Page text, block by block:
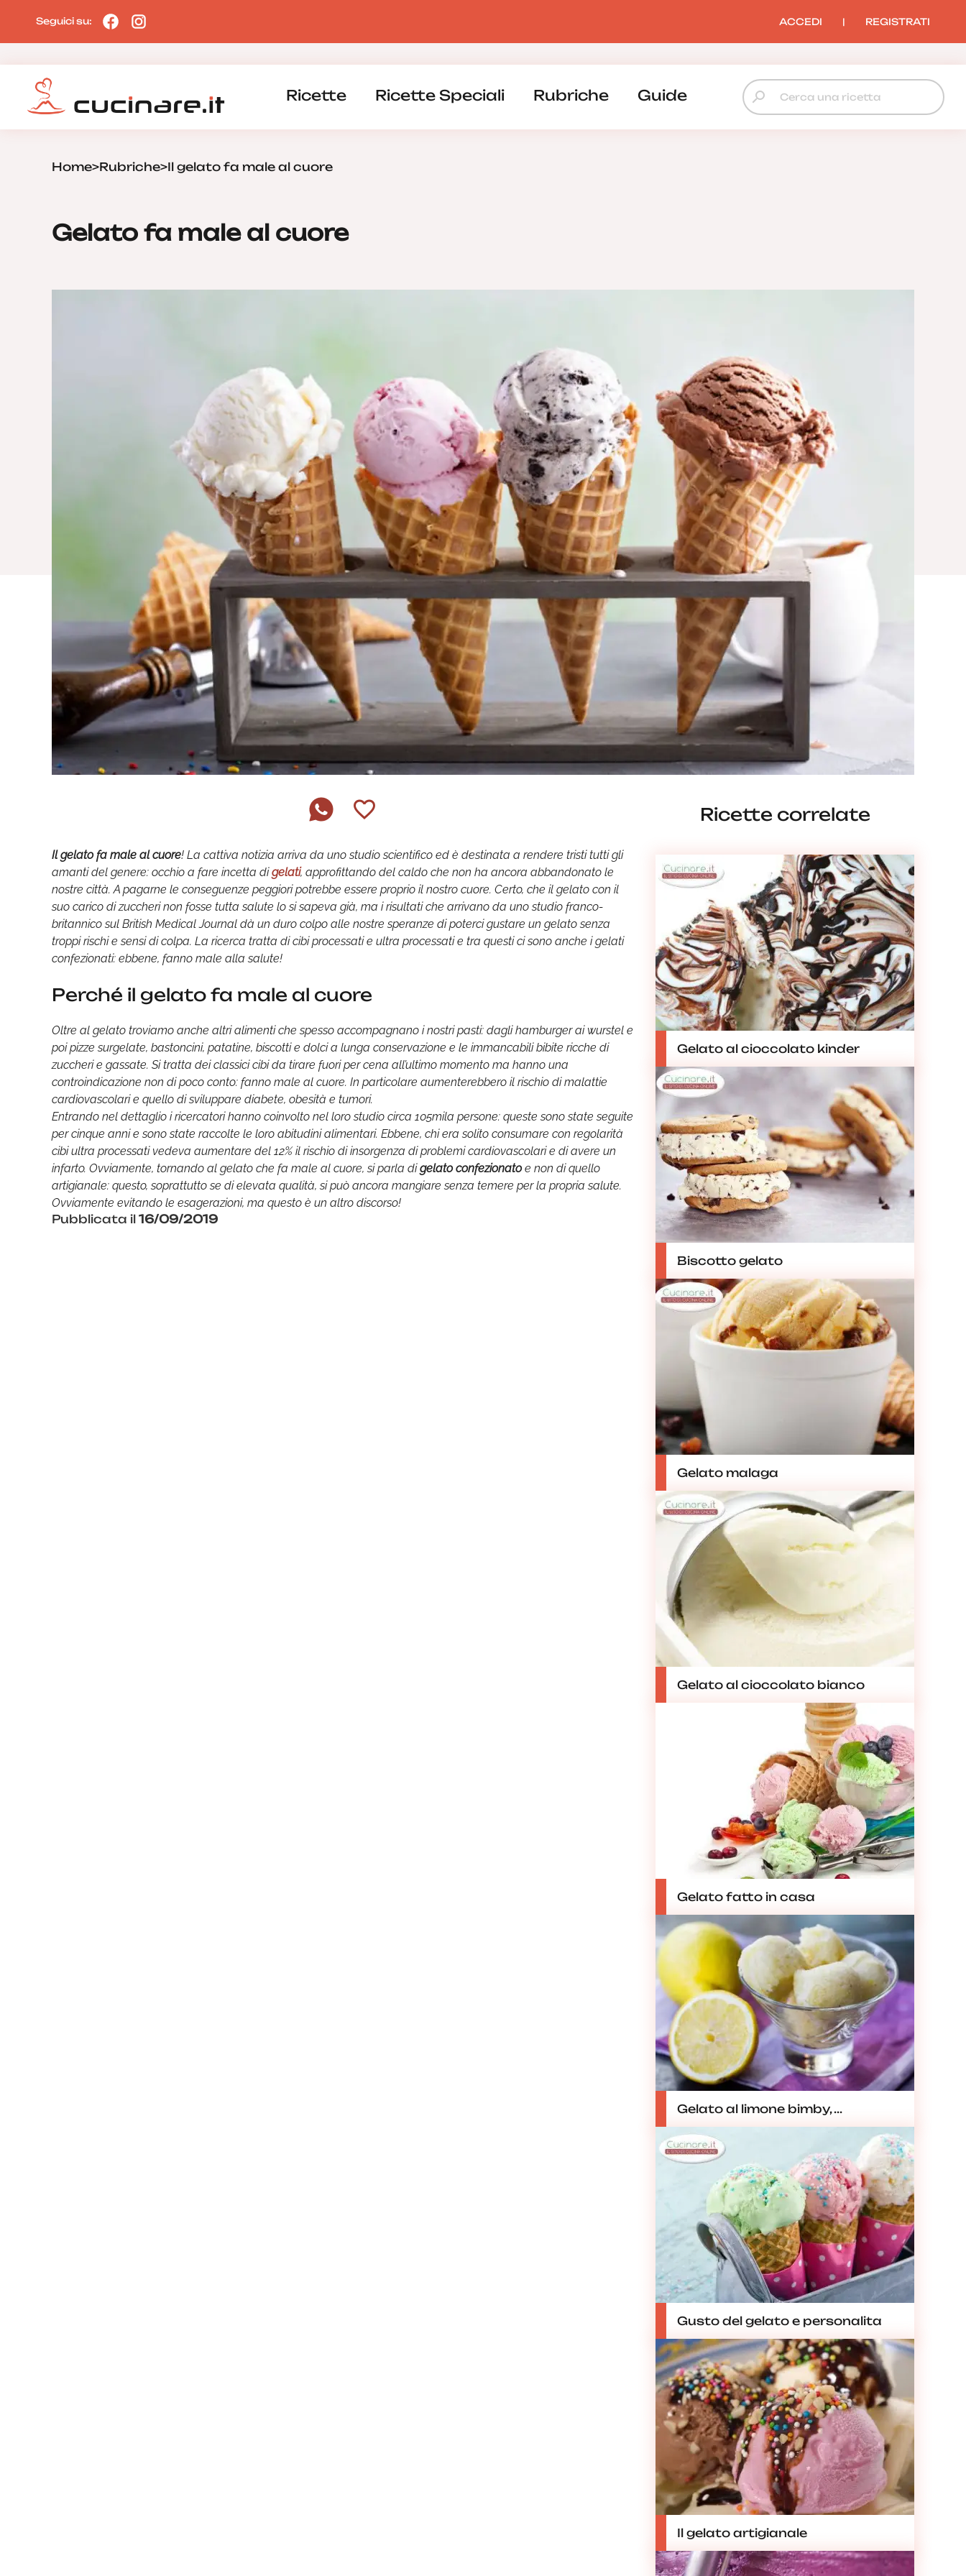
Seguici su: ACCEDI | REGISTRATI
Ricette Ricette Speciali Rubriche Guide
Home>Rubriche>Il gelato fa male al cuore
Gelato fa male al cuore
Il gelato fa male al cuore! La cattiva notizia arriva da uno studio scientifico ed è destinata a rendere tristi tutti gli
amanti del genere: occhio a fare incetta digelati, approfittando del caldo che non ha ancora abbandonato le
nostre città. A pagarne le conseguenze peggiori potrebbe essere proprio il nostro cuore. Certo, che il gelato con il
suo carico di zuccheri non fosse tutta salute lo si sapeva già, ma i risultati che arrivano da uno studio franco-
britannico sul British Medical Journal dà un duro colpo alle nostre speranze di poterci gustare un gelato senza
troppi rischi e sensi di colpa. La ricerca tratta di cibi processati e ultra processati e tra questi ci sono anche i gelati
confezionati: ebbene, fanno male alla salute!
Perché il gelato fa male al cuore
Oltre al gelato troviamo anche altri alimenti che spesso accompagnano i nostri pasti: dagli hamburger ai wurstel e
poi pizze surgelate, bastoncini, patatine, biscotti e dolci a lunga conservazione e le immancabili bibite ricche di
zuccheri e gassate. Si tratta dei classici cibi da tirare fuori per cena all’ultimo momento ma hanno una
controindicazione non di poco conto: fanno male al cuore. In particolare aumenterebbero il rischio di malattie
cardiovascolari e quello di sviluppare diabete, obesità e tumori.
Entrando nel dettaglio i ricercatori hanno coinvolto nel loro studio circa 105mila persone: queste sono state seguite
per cinque anni e sono state raccolte le loro abitudini alimentari. Ebbene, chi era solito consumare con regolarità
cibi ultra processati vedeva aumentare del 12% il rischio di insorgenza di problemi cardiovascolari e di avere un
infarto. Ovviamente, tornando al gelato che fa male al cuore, si parla digelato confezionatoe non di quello
artigianale: questo, soprattutto se di elevata qualità, si può ancora mangiare senza temere per la propria salute.
Ovviamente evitando le esagerazioni, ma questo è un altro discorso!
Pubblicata il 16/09/2019
Ricette correlate
Gelato al cioccolato kinder
Biscotto gelato
Gelato malaga
Gelato al cioccolato bianco
Gelato fatto in casa
Gelato al limone bimby, ...
Gusto del gelato e personalita
Il gelato artigianale